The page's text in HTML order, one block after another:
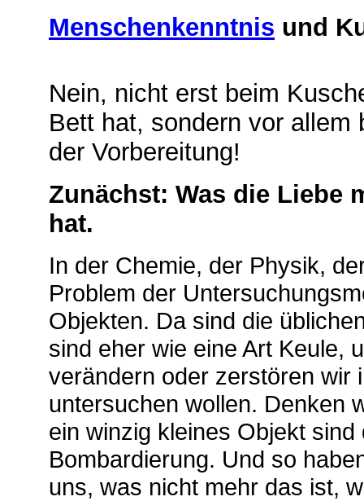
Menschenkenntnis und
Nein, nicht erst beim
Bett hat, sondern vor allem
der Vorbereitung!
Zunächst: Was die Liebe
hat.
In der Chemie, der Physik,
Problem der
Objekten. Da sind die
sind eher wie eine Art Keule,
verändern oder zerstören wir
untersuchen wollen. Denken
ein winzig kleines Objekt
Bombardierung. Und so
uns, was nicht mehr das ist,